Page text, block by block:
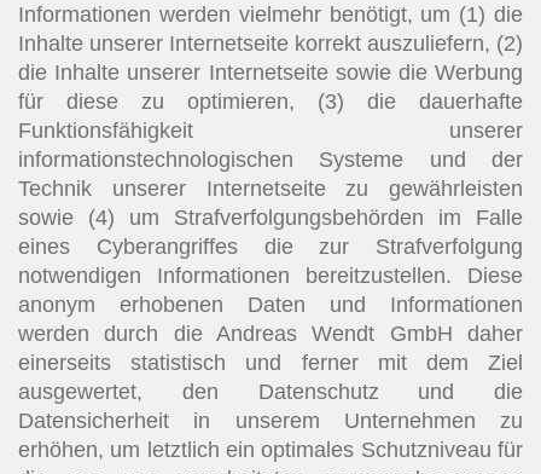
Informationen werden vielmehr benötigt, um (1) die
Inhalte unserer Internetseite korrekt auszuliefern, (2)
die Inhalte unserer Internetseite sowie die Werbung
für diese zu optimieren, (3) die dauerhafte
Funktionsfähigkeit unserer
informationstechnologischen Systeme und der
Technik unserer Internetseite zu gewährleisten
sowie (4) um Strafverfolgungsbehörden im Falle
eines Cyberangriffes die zur Strafverfolgung
notwendigen Informationen bereitzustellen. Diese
anonym erhobenen Daten und Informationen
werden durch die Andreas Wendt GmbH daher
einerseits statistisch und ferner mit dem Ziel
ausgewertet, den Datenschutz und die
Datensicherheit in unserem Unternehmen zu
erhöhen, um letztlich ein optimales Schutzniveau für